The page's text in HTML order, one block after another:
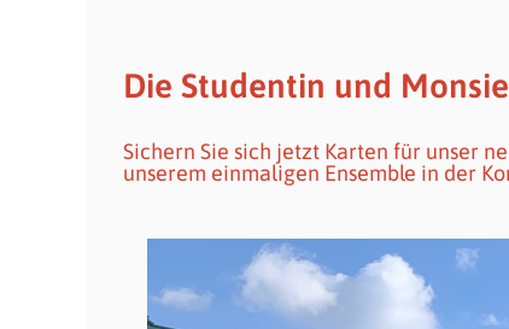
Die Studentin und
Sichern Sie sich jetzt Karten für unser
unserem einmaligen Ensemble in der